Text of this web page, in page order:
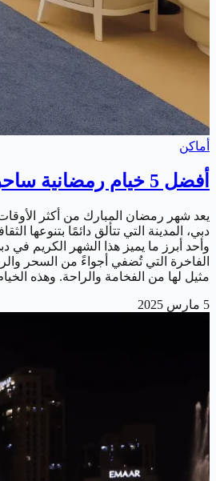
أماكن
أفضل 5 خيام رمضانية ساحرة في دبي 2025
يعد شهر رمضان المبارك من أكثر
دبي، المدينة التي تتألق دائمًا بتنوعها
وأحد أبرز ما يميز هذا الشهر الكريم في
الفاخرة التي تُضفي أجواءً من السحر
مثيل لها من الفخامة والراحة. وهذه
5 مارس 2025